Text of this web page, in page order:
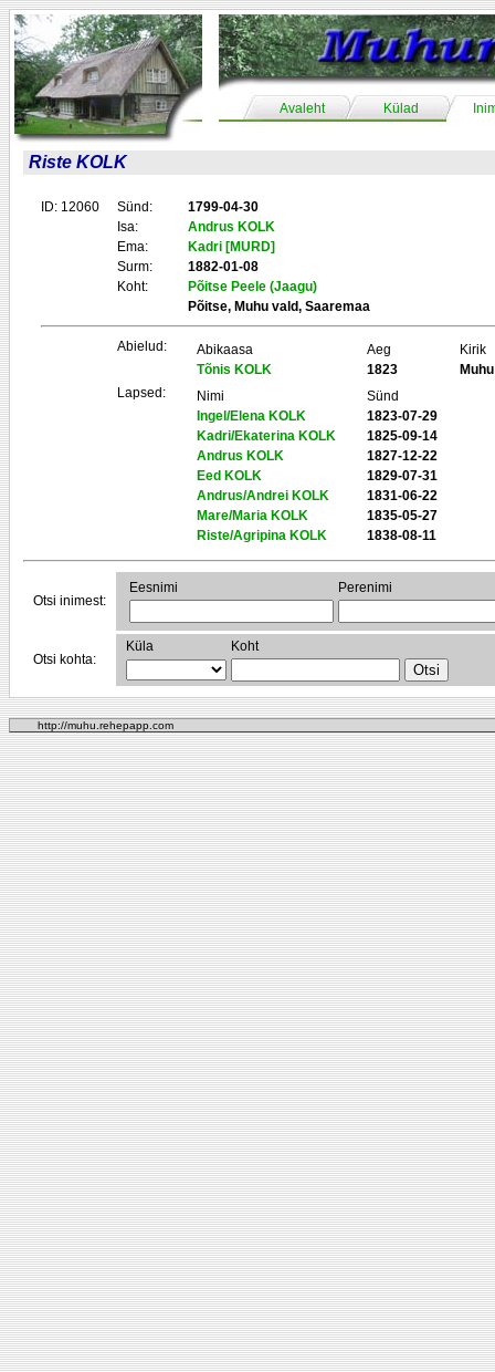
Avaleht Külad
Riste KOLK
ID: 12060 Sünd:
1799-04-30
Isa:
Andrus KOLK
Ema:
Kadri [MURD]
Surm:
1882-01-08
Koht:
Põitse Peele (Jaagu)
Põitse, Muhu vald, Saaremaa
Abielud: Abikaasa Aeg
Kirik
Tõnis KOLK
1823
Muhu
Lapsed:
Nimi
Sünd
Ingel/Elena KOLK
1823-07-29
Kadri/Ekaterina KOLK
1825-09-14
Andrus KOLK
1827-12-22
Eed KOLK
1829-07-31
Andrus/Andrei KOLK
1831-06-22
Mare/Maria KOLK
1835-05-27
Riste/Agripina KOLK
1838-08-11
Otsi inimest:
Eesnimi Perenimi
Otsi kohta:
Küla Koht
http://muhu.rehepapp.com